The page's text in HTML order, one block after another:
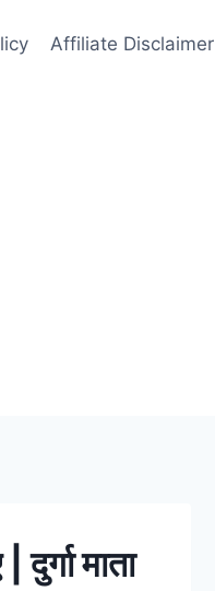
Affiliate Disclaimer
माता